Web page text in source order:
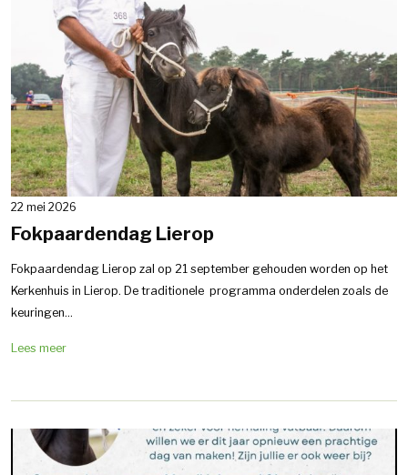
22 mei 2026
Fokpaardendag Lierop
Fokpaardendag Lierop zal op 21 september gehouden worden op het
Kerkenhuis in Lierop. De traditionele programma onderdelen zoals de
keuringen...
Lees meer